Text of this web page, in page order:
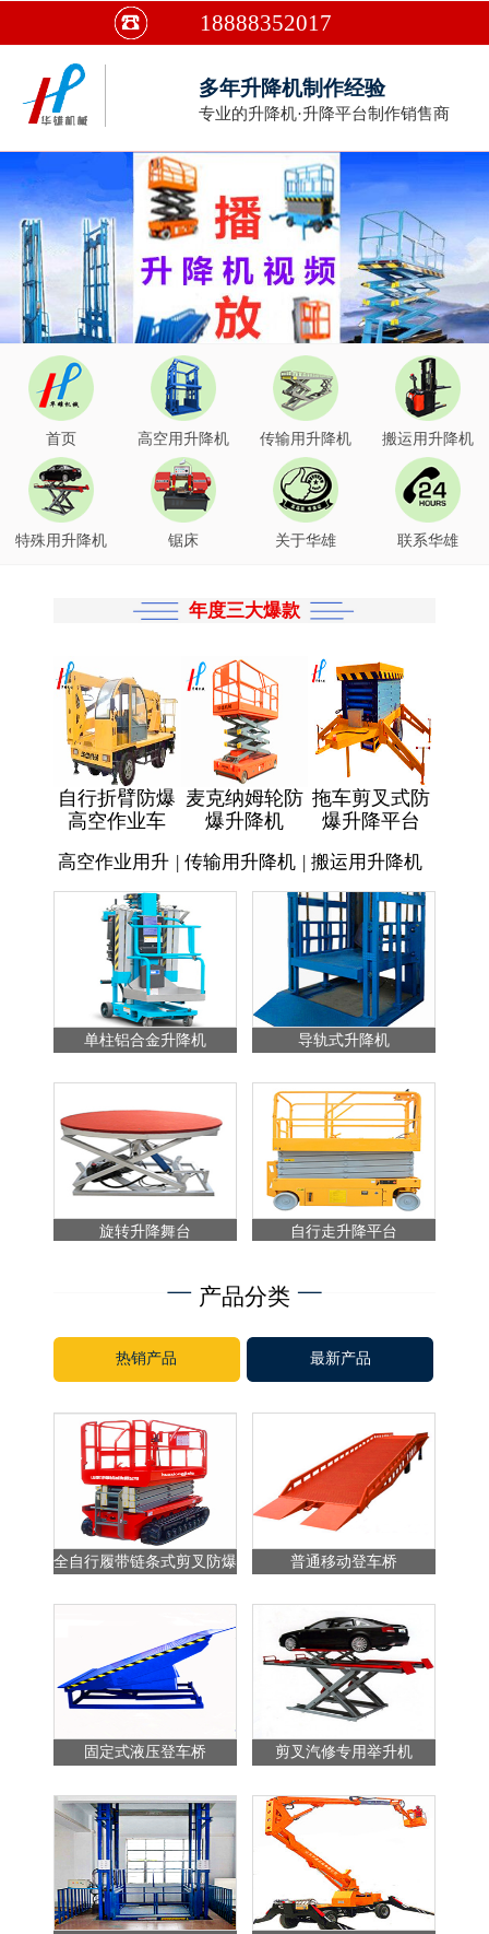
18888352017
多年升降机制作经验
专业的升降机·升降平台制作销售商
首页 高空用升降机 传输用升降机 搬运用升降机
特殊用升降机 锯床 关于华雄 联系华雄
年度三大爆款
自行折臂防爆
高空作业车
麦克纳姆轮防
爆升降机
拖车剪叉式防
爆升降平台
高空作业用升 | 传输用升降机 | 搬运用升降机
单柱铝合金升降机 导轨式升降机
旋转升降舞台 自行走升降平台
产品分类
热销产品 最新产品
全自行履带链条式剪叉防爆
普通移动登车桥
固定式液压登车桥 剪叉汽修专用举升机